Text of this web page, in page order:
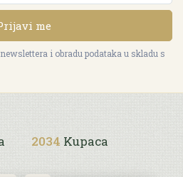
me
i obradu podataka u skladu s
2034 Kupaca